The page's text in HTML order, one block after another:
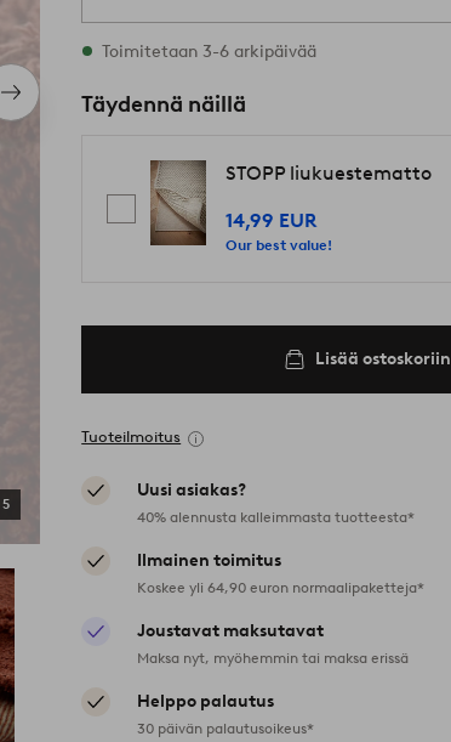
Seuraava
tuote
5
Varastossa
Toimitetaan 3-6 arkipäivää
Täydennä näillä
STOPP liukuestematto
14,99 EUR
Our best value!
Lisää ostoskoriin
Tuoteilmoitus
Uusi asiakas?
40% alennusta kalleimmasta tuotteesta*
Ilmainen toimitus
Koskee yli 64,90 euron normaalipaketteja*
Joustavat maksutavat
Maksa nyt, myöhemmin tai maksa erissä
Helppo palautus
30 päivän palautusoikeus*